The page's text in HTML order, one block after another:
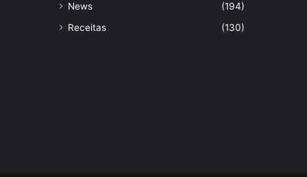
News
(194)
Receitas
(130)